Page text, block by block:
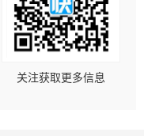
关注获取更多信息